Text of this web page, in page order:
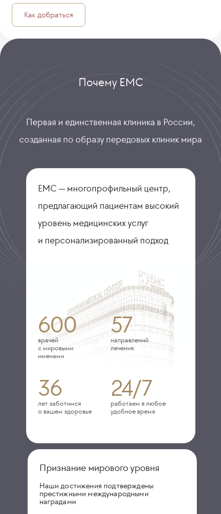
Как добраться
Почему ЕМС
Первая и единственная клиника в России,
созданная по образу передовых клиник мира
ЕМС — многопрофильный центр,
предлагающий пациентам высокий
уровень медицинских услуг
и персонализированный подход
600
врачей
с мировыми
именами
57
направлений
лечения
36
лет заботимся
о вашем здоровье
24/7
работаем в любое
удобное время
Признание мирового уровня
Наши достижения подтверждены
престижными международными
наградами